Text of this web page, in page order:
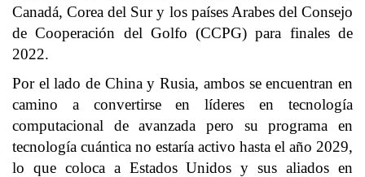
Canadá, Corea del Sur y los países Arabes del Consejo
de Cooperación del Golfo (CCPG) para finales de
2022.
Por el lado de China y Rusia, ambos se encuentran en
camino a convertirse en líderes en tecnología
computacional de avanzada pero su programa en
tecnología cuántica no estaría activo hasta el año 2029,
lo que coloca a Estados Unidos y sus aliados en